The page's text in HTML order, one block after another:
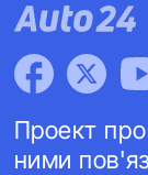
Проект
ними